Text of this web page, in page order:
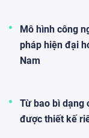
Mô hình công
pháp hiện đại
Nam
Từ bao bì dạng
được thiết kế